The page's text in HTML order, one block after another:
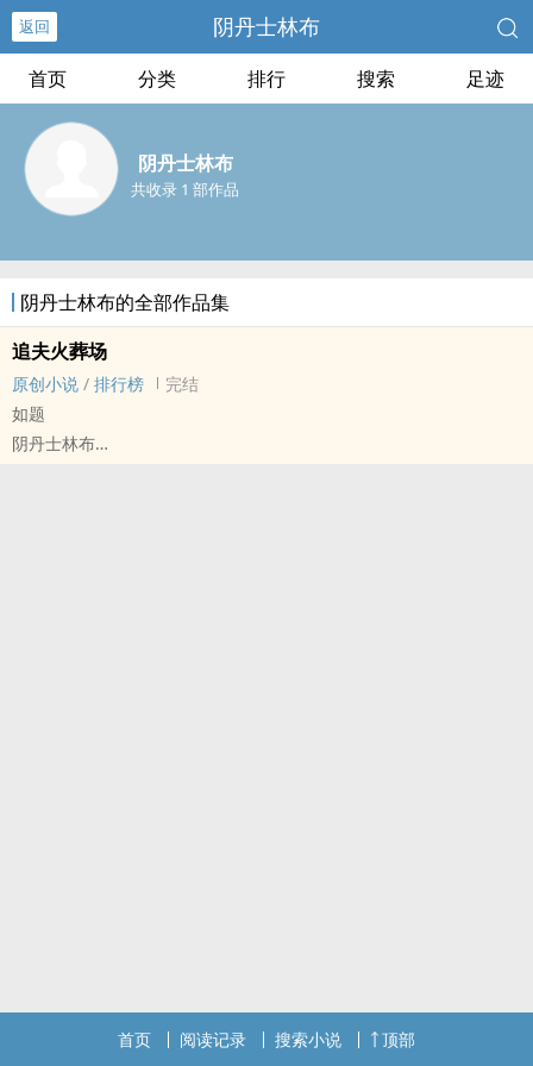
返回 阴丹士林布
首页 分类 排行 搜索 足迹
阴丹士林布
共收录 1 部作品
阴丹士林布的全部作品集
追夫火葬场
原创小说 / 排行榜
完结
如题
阴丹士林布
首页 阅读记录 搜索小说 顶部